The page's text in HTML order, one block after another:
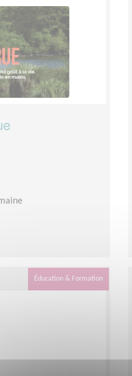
Éducation & Formation